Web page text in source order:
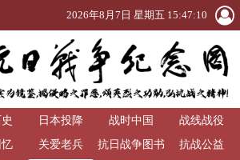
2026年8月7日 星期五 15:47:11
日本投降 战时中国
战线战役
关爱老兵
抗日战争图书
抗战公益